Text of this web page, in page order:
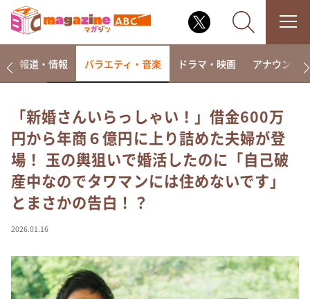
なるみ・岡村の過ぎるTV
相席食堂
これ余談なんですけど・・・
～人生密着トークバラエティ！～ やすとものいたっ
て真剣です
news おかえり
河合＆A.B.C-Z塚田×福井アナ「なんでやねん！？」
（news おかえり）
報道・情報 バラエティ・音楽 ドラマ・映画 アナウンサー
「新婚さんいらっしゃい！」借金600万
円から年商６億円に上り詰めた夫婦が登
場！ 玉の輿狙いで婚活したのに「自己破
産中なのでタワマンには住めないです」
とまさかの告白！？
2026.01.16